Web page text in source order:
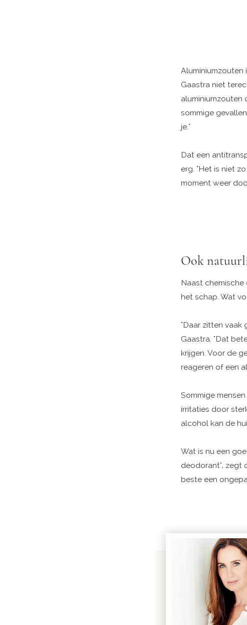
Aluminiumzouten
Gaastra niet
aluminiumzouten
sommige
je."
Dat een
erg. "Het is niet
moment weer
Ook
Naast chemische
het schap. Wat
"Daar zitten vaak
Gaastra. "Dat
krijgen. Voor de
reageren of een
Sommige
irritaties door
alcohol kan de
Wat is nu een
deodorant", zegt
beste een